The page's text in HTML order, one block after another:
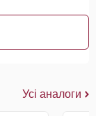
Усі аналоги